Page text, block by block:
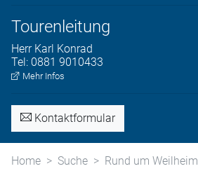
Tourenleitung
Herr Karl Konrad
Tel: 0881 9010433
Mehr Infos
Kontaktformular
Home Suche
Rund um Weilheim